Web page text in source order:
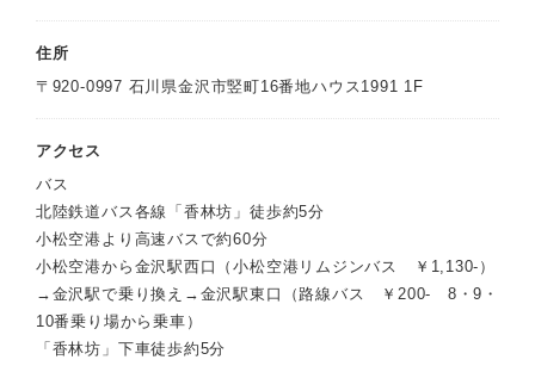
住所
〒920-0997 石川県金沢市竪町16番地ハウス1991 1F
アクセス
バス
北陸鉄道バス各線「香林坊」徒歩約5分
小松空港より高速バスで約60分
小松空港から金沢駅西口（小松空港リムジンバス ￥1,130-）
→金沢駅で乗り換え→金沢駅東口（路線バス ￥200- 8・9・
10番乗り場から乗車）
「香林坊」下車徒歩約5分